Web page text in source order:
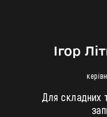
Ігор
Для складних